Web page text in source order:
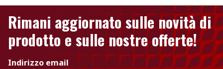
Rimani aggiornato sulle novità di
prodotto e sulle nostre offerte!
Indirizzo email